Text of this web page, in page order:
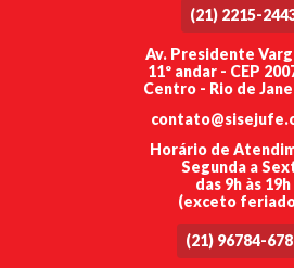
(21) 2215-
Av. Presidente
11º andar - CEP
Centro - Rio de
Horário de
Segunda a
das 9h às 19h
(exceto
(21) 96784-